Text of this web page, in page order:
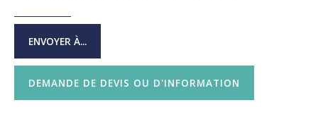
ENVOYER À...
DEMANDE DE DEVIS OU D'INFORMATION